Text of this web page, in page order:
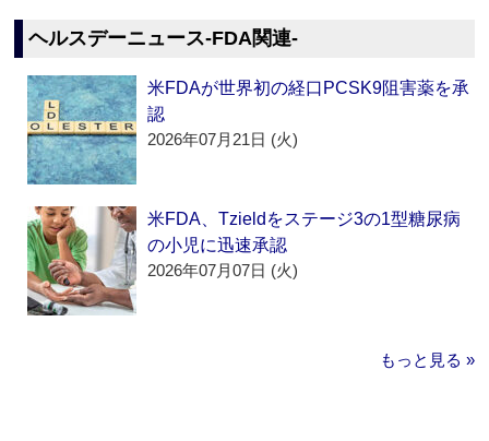
ヘルスデーニュース‐FDA関連‐
米FDAが世界初の経口PCSK9阻害薬を承
認
2026年07月21日 (火)
米FDA、Tzieldをステージ3の1型糖尿病
の小児に迅速承認
2026年07月07日 (火)
もっと見る »